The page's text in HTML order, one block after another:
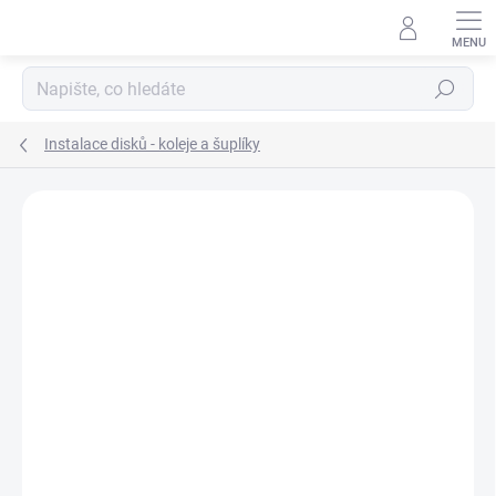
Hledat
Instalace disků - koleje a šuplíky